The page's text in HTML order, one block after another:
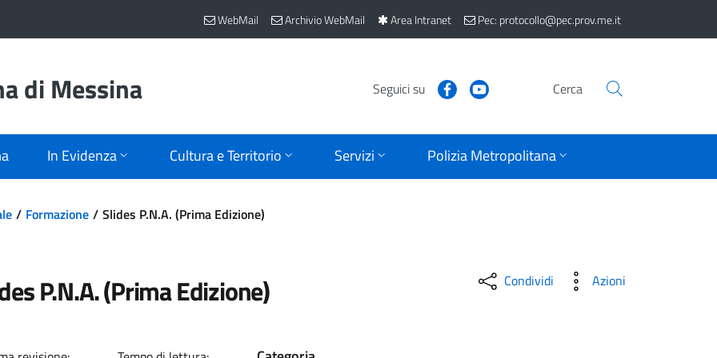
WebMail Archivio WebMail Area Intranet Pec: protocollo@pec.prov.me.it
di Messina Seguici su Cerca
In Evidenza Cultura e Territorio Servizi Polizia Metropolitana
Formazione Slides P.N.A. (Prima Edizione)
P.N.A. (Prima Edizione) Condividi Azioni